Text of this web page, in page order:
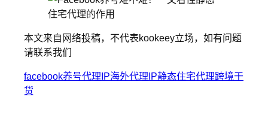
本文来自网络投稿，不代表kookeey立场，如有问题
请联系我们
facebook养号代理IP海外代理IP静态住宅代理跨境干
货